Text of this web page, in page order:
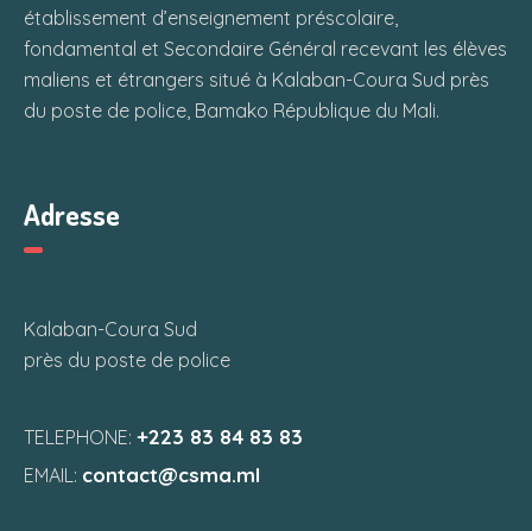
établissement d’enseignement préscolaire,
fondamental et Secondaire Général recevant les élèves
maliens et étrangers situé à Kalaban-Coura Sud près
du poste de police, Bamako République du Mali.
Adresse
Kalaban-Coura Sud
près du poste de police
TELEPHONE:+223 83 84 83 83
EMAIL: contact@csma.ml